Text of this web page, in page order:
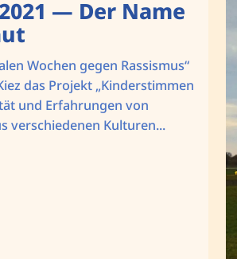
— Der Name
Wochen gegen Rassismus“
das Projekt „Kinderstimmen
und Erfahrungen von
verschiedenen Kulturen...